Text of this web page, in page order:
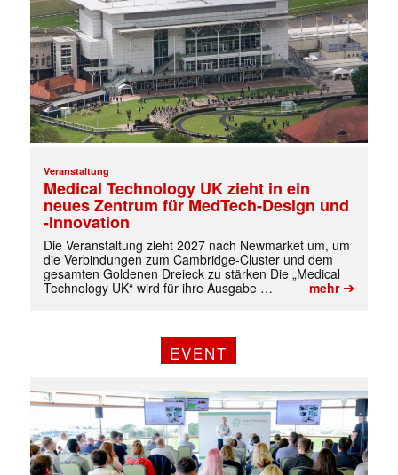
✕
Veranstaltung
Medical Technology UK zieht in ein
neues Zentrum für MedTech-Design und
-Innovation
Die Veranstaltung zieht 2027 nach Newmarket um, um
die Verbindungen zum Cambridge-Cluster und dem
gesamten Goldenen Dreieck zu stärken Die „Medical
Technology UK“ wird für ihre Ausgabe …
mehr➔
EVENT